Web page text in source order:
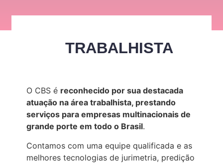
TRABALHISTA
O CBS é reconhecido por sua destacada
atuação na área trabalhista, prestando
serviços para empresas multinacionais de
grande porte em todo o Brasil.
Contamos com uma equipe qualificada e as
melhores tecnologias de jurimetria, predição